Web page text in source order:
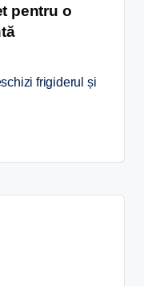
pentru o
frigiderul și